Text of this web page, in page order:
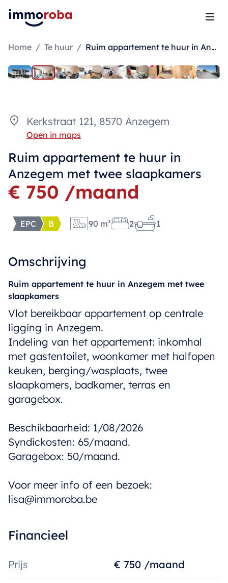
Home / Te huur / Ruim appartement te huur in Anzegem met twee slaapkamers
Kerkstraat 121, 8570 Anzegem
Open in maps
Ruim appartement te huur in
Anzegem met twee slaapkamers
€ 750 /maand
EPC B 90 m² 2 1
Omschrijving
Ruim appartement te huur in Anzegem met twee
slaapkamers
Vlot bereikbaar appartement op centrale
ligging in Anzegem.
Indeling van het appartement: inkomhal
met gastentoilet, woonkamer met halfopen
keuken, berging/wasplaats, twee
slaapkamers, badkamer, terras en
garagebox.
Beschikbaarheid: 1/08/2026
Syndickosten: 65/maand.
Garagebox: 50/maand.
Voor meer info of een bezoek:
lisa@immoroba.be
Financieel
Prijs € 750 /maand